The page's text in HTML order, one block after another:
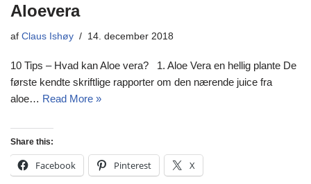
Aloevera
af Claus Ishøy 14. december 2018
10 Tips – Hvad kan Aloe vera? 1. Aloe Vera en hellig plante De
første kendte skriftlige rapporter om den nærende juice fra
aloe… Read More »
Share this:
Facebook Pinterest X